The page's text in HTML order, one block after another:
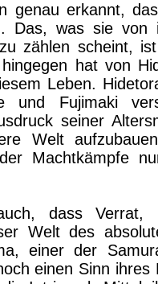
genau erkannt,
Das, was sie von
zählen scheint,
hat von
Leben.
und Fujimaki
seiner
Welt
Machtkämpfe
dass Verrat,
Welt des
einer der
einen Sinn ihres